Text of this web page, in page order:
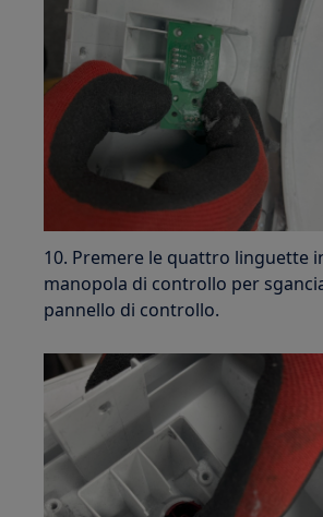
10. Premere le quattro linguette
manopola di controllo per
pannello di controllo.